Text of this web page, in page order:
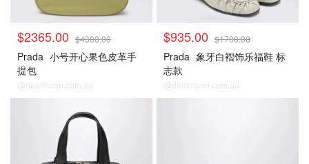
$2365.00 $4300.00
Prada 小号开心果色皮革手
提包
@dealmoon.com.au
$935.00 $1700.00
Prada 象牙白褶饰乐福鞋 标
志款
@dealmoon.com.au